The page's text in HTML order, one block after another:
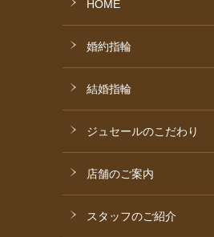
HOME
婚約指輪
結婚指輪
ジュセールのこだわり
店舗のご案内
スタッフのご紹介